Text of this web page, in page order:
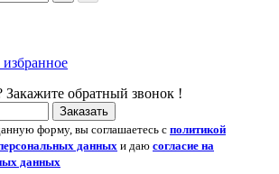
Закажите обратный звонок !
Заказать
форму, вы соглашаетесь с политикой
данных и даю согласие на
данных